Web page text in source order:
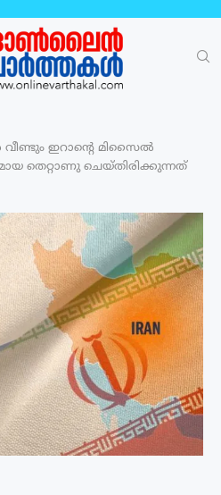
വീണ്ടും ഇറാന്റെ മിസൈൽ
തെറ്റാണു ചെയ്തിരിക്കുന്നത്